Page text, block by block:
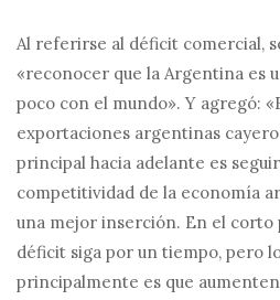
Al referirse al déficit comercial,
«reconocer que la Argentina es
poco con el mundo». Y agregó:
exportaciones argentinas
principal hacia adelante es
competitividad de la economía
una mejor inserción. En el corto
déficit siga por un tiempo, pero
principalmente es que